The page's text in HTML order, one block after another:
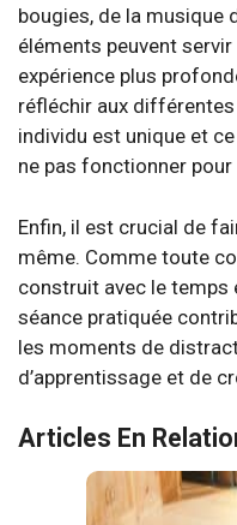
bougies, de la musique
éléments peuvent
expérience plus
réfléchir aux
individu est unique et
ne pas fonctionner pour
Enfin, il est crucial de
même. Comme toute
construit avec le temps
séance pratiquée
les moments de
d’apprentissage et de
Articles En